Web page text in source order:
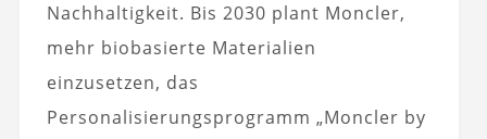
Nachhaltigkeit. Bis 2030 plant Moncler,
mehr biobasierte Materialien
einzusetzen, das
Personalisierungsprogramm „Moncler by